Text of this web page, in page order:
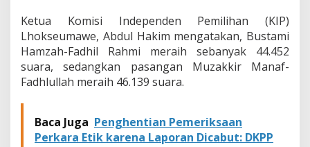
Ketua Komisi Independen Pemilihan (KIP)
Lhokseumawe, Abdul Hakim mengatakan, Bustami
Hamzah-Fadhil Rahmi meraih sebanyak 44.452
suara, sedangkan pasangan Muzakkir Manaf-
Fadhlullah meraih 46.139 suara.
Baca Juga Penghentian Pemeriksaan
Perkara Etik karena Laporan Dicabut: DKPP